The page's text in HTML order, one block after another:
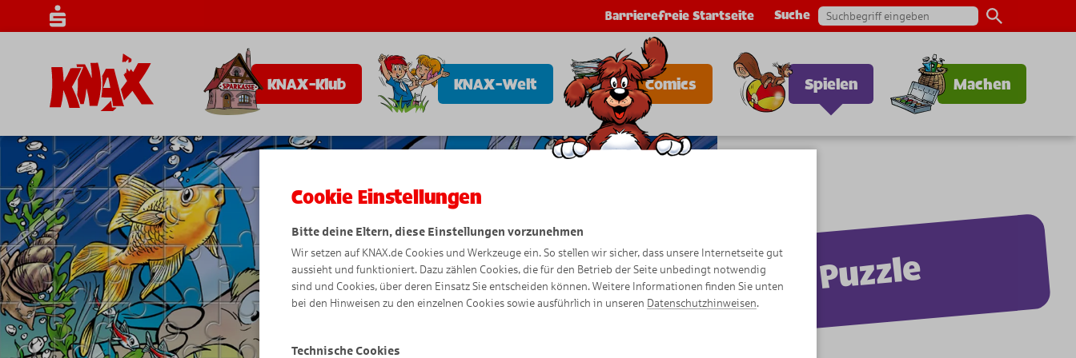
Barrierefreie Startseite Suche
KNAX-Klub KNAX-Welt Comics Spielen Machen
Puzzle
Cookie Einstellungen
Bitte deine Eltern, diese Einstellungen vorzunehmen
Wir setzen auf KNAX.de Cookies und Werkzeuge ein. So stellen wir sicher, dass unsere Internetseite gut
aussieht und funktioniert. Dazu zählen Cookies, die für den Betrieb der Seite unbedingt notwendig
sind und Cookies, über deren Einsatz Sie entscheiden können. Weitere Informationen finden Sie unten
bei den Hinweisen zu den einzelnen Cookies sowie ausführlich in unseren Datenschutzhinweisen.
Technische Cookies